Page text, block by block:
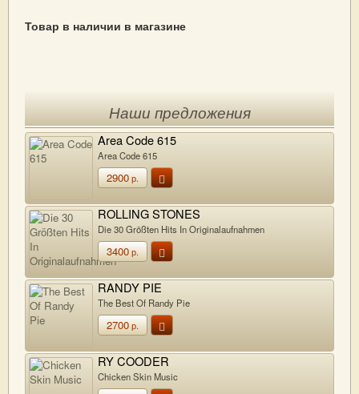
Товар в наличии в магазине
Наши предложения
Area Code 615
Area Code 615
2900р.
ROLLING STONES
Die 30 Größten Hits In Originalaufnahmen
3400р.
RANDY PIE
The Best Of Randy Pie
2700р.
RY COODER
Chicken Skin Music